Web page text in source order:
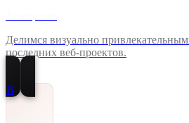
Делимся визуально
последних веб-проектов.
В